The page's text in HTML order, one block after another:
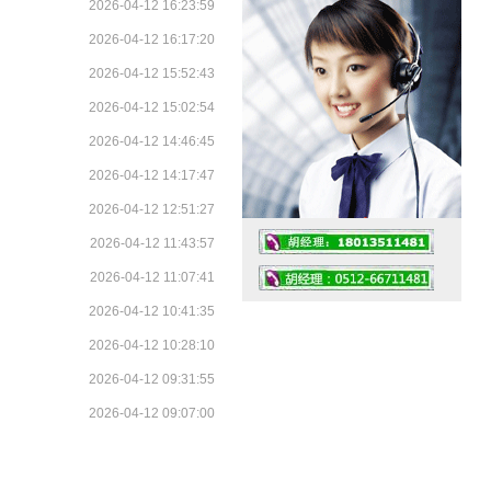
2026-04-12 16:23:59
2026-04-12 16:17:20
2026-04-12 15:52:43
2026-04-12 15:02:54
2026-04-12 14:46:45
2026-04-12 14:17:47
2026-04-12 12:51:27
2026-04-12 11:43:57
2026-04-12 11:07:41
2026-04-12 10:41:35
2026-04-12 10:28:10
2026-04-12 09:31:55
2026-04-12 09:07:00